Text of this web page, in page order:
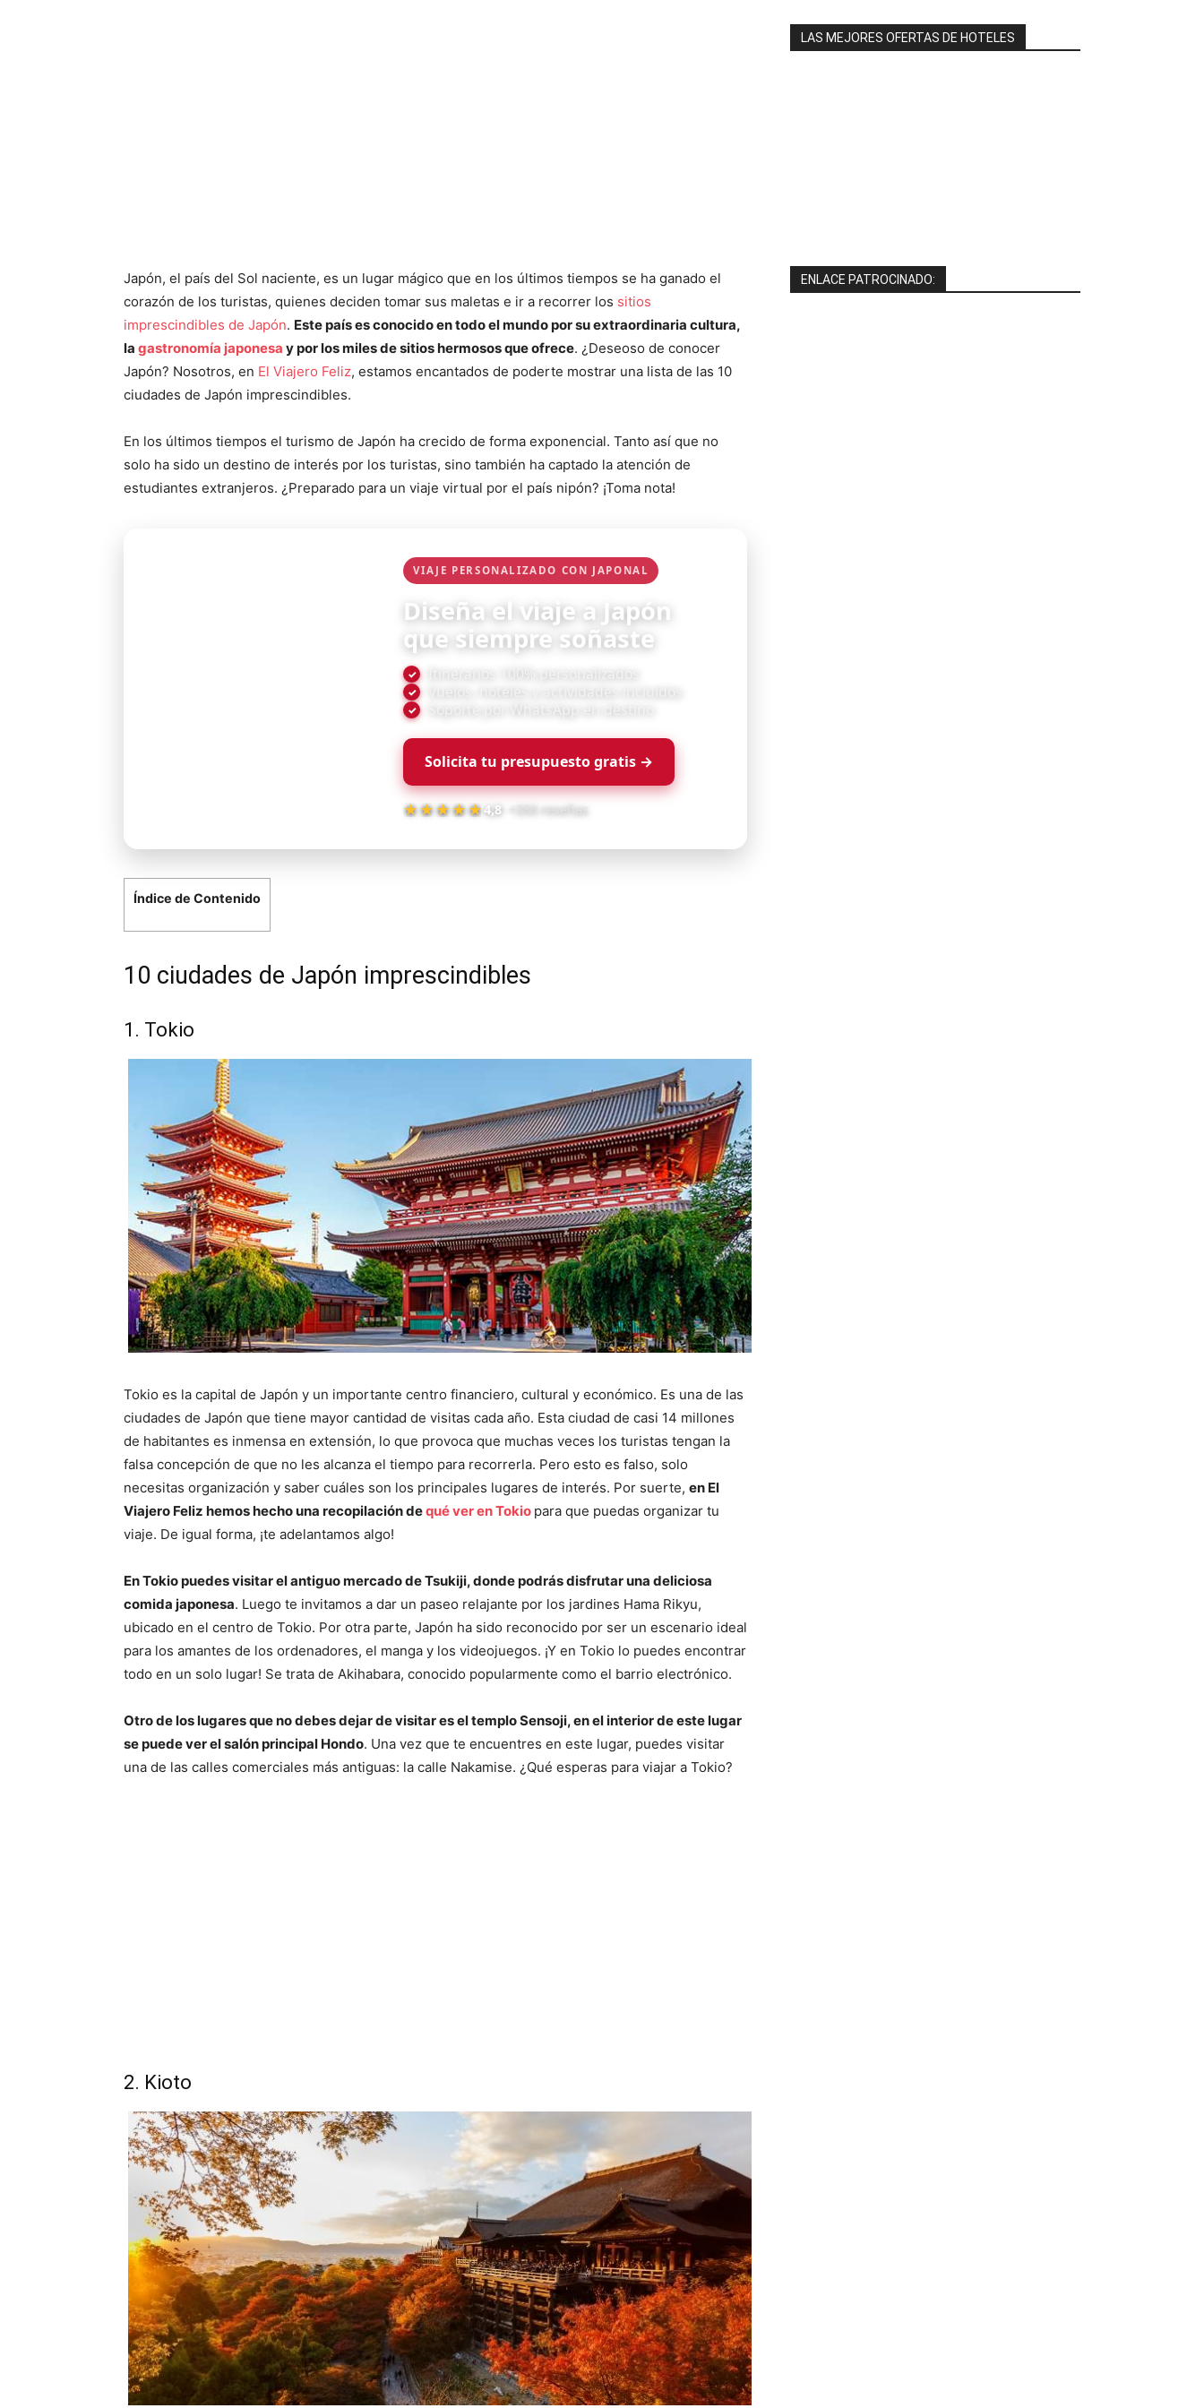
Japón, el país del Sol naciente, es un lugar mágico que en los últimos tiempos se ha ganado el
corazón de los turistas, quienes deciden tomar sus maletas e ir a recorrer los sitios
imprescindibles de Japón. Este país es conocido en todo el mundo por su extraordinaria cultura,
la gastronomía japonesa y por los miles de sitios hermosos que ofrece. ¿Deseoso de conocer
Japón? Nosotros, en El Viajero Feliz, estamos encantados de poderte mostrar una lista de las 10
ciudades de Japón imprescindibles.
En los últimos tiempos el turismo de Japón ha crecido de forma exponencial. Tanto así que no
solo ha sido un destino de interés por los turistas, sino también ha captado la atención de
estudiantes extranjeros. ¿Preparado para un viaje virtual por el país nipón? ¡Toma nota!
Índice de Contenido
10 ciudades de Japón imprescindibles
1. Tokio
Tokio es la capital de Japón y un importante centro financiero, cultural y económico. Es una de las
ciudades de Japón que tiene mayor cantidad de visitas cada año. Esta ciudad de casi 14 millones
de habitantes es inmensa en extensión, lo que provoca que muchas veces los turistas tengan la
falsa concepción de que no les alcanza el tiempo para recorrerla. Pero esto es falso, solo
necesitas organización y saber cuáles son los principales lugares de interés. Por suerte, en El
Viajero Feliz hemos hecho una recopilación dequé ver en Tokio para que puedas organizar tu
viaje. De igual forma, ¡te adelantamos algo!
En Tokio puedes visitar el antiguo mercado de Tsukiji, donde podrás disfrutar una deliciosa
comida japonesa. Luego te invitamos a dar un paseo relajante por los jardines Hama Rikyu,
ubicado en el centro de Tokio. Por otra parte, Japón ha sido reconocido por ser un escenario ideal
para los amantes de los ordenadores, el manga y los videojuegos. ¡Y en Tokio lo puedes encontrar
todo en un solo lugar! Se trata de Akihabara, conocido popularmente como el barrio electrónico.
Otro de los lugares que no debes dejar de visitar es el templo Sensoji, en el interior de este lugar
se puede ver el salón principal Hondo. Una vez que te encuentres en este lugar, puedes visitar
una de las calles comerciales más antiguas: la calle Nakamise. ¿Qué esperas para viajar a Tokio?
2. Kioto
LAS MEJORES OFERTAS DE HOTELES
ENLACE PATROCINADO: